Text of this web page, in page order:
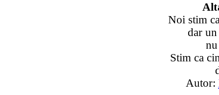
Noi stim
dar
Stim ca
Autor: